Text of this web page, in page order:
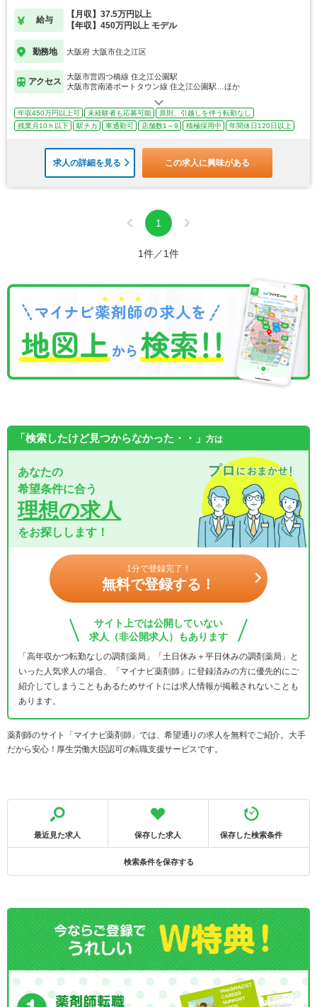
給与
【月収】37.5万円以上
【年収】450万円以上 モデル
勤務地 大阪府 大阪市住之江区
アクセス
大阪市営四つ橋線 住之江公園駅
大阪市営南港ポートタウン線 住之江公園駅…ほか
年収450万円以上可 未経験者も応募可能
原則、引越しを伴う転勤なし
残業月10ｈ以下
駅チカ 車通勤可 店舗数1～9 積極採用中 年間休日120日以上
求人の詳細を見る この求人に興味がある
1
1件／1件
「検索したけど見つからなかった・・」 方は
あなたの
希望条件に合う
理想の求人
をお探しします！
1分で登録完了！
無料で登録する！
サイト上では公開していない
求人（非公開求人）もあります
「高年収かつ転勤なしの調剤薬局」「土日休み＋平日休みの調剤薬局」と
いった人気求人の場合、「マイナビ薬剤師」に登録済みの方に優先的にご
紹介してしまうこともあるためサイトには求人情報が掲載されないことも
あります。
薬剤師のサイト「マイナビ薬剤師」では、希望通りの求人を無料でご紹介。大手
だから安心！厚生労働大臣認可の転職支援サービスです。
最近見た求人 保存した求人 保存した検索条件
検索条件を保存する